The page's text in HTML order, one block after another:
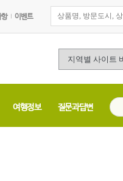
이벤트
여행정보 질문과답변